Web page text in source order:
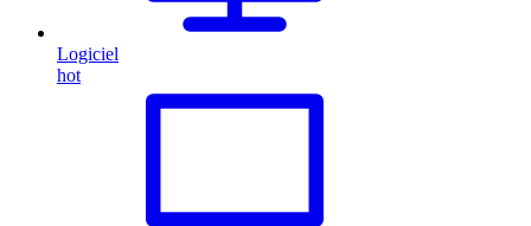
Logiciel
hot